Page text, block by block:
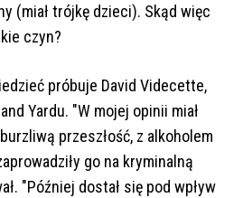
(miał trójkę dzieci). Skąd więc
czyn?
próbuje David Videcette,
Yardu. "W mojej opinii miał
przeszłość, z alkoholem
go na kryminalną
"Później dostał się pod wpływ